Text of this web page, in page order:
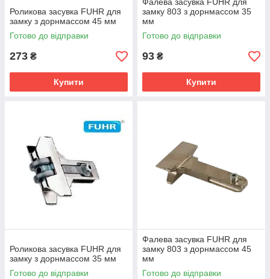
Роликова засувка FUHR для
замку з дорнмассом 45 мм
Готово до відправки
273 ₴
Купити
замку 803 з дорнмассом 35
мм
Готово до відправки
93 ₴
Купити
Роликова засувка FUHR для
замку з дорнмассом 35 мм
Готово до відправки
Фалева засувка FUHR для
замку 803 з дорнмассом 45
мм
Готово до відправки